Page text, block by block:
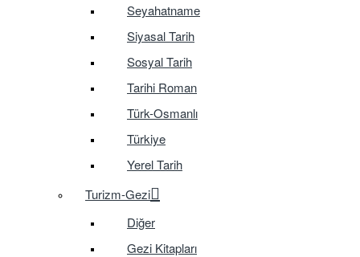
Seyahatname
Siyasal Tarih
Sosyal Tarih
Tarihi Roman
Türk-Osmanlı
Türkiye
Yerel Tarih
Turizm-Gezi
Diğer
Gezi Kitapları